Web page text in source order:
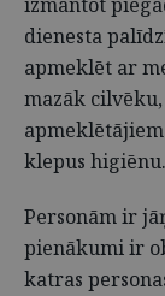
dienesta
apmeklēt ar
mazāk
klepus higiēnu.
Personām ir
pienākumi ir
katras